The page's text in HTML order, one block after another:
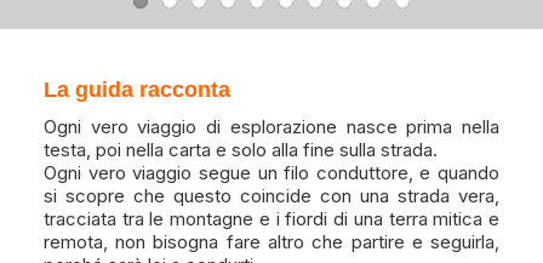
La guida racconta
Ogni vero viaggio di esplorazione nasce prima nella
testa, poi nella carta e solo alla fine sulla strada.
Ogni vero viaggio segue un filo conduttore, e quando
si scopre che questo coincide con una strada vera,
tracciata tra le montagne e i fiordi di una terra mitica e
remota, non bisogna fare altro che partire e seguirla,